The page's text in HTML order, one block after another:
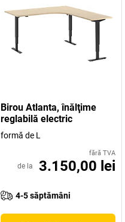
Birou Atlanta, înălţime
reglabilă electric
formă de L
fără TVA
de la 3.150,00 lei
4-5 săptămâni